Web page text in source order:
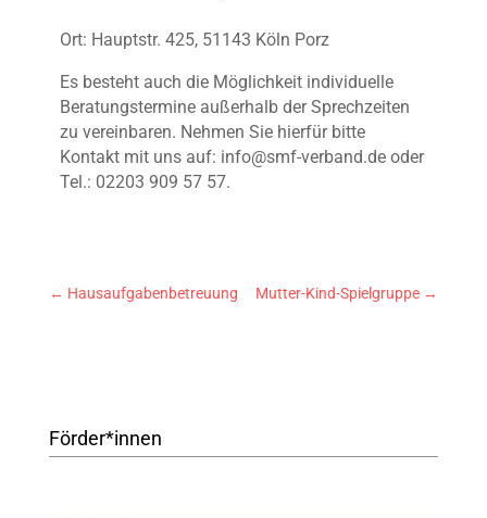
Ort: Hauptstr. 425, 51143 Köln Porz
Es besteht auch die Möglichkeit individuelle
Beratungstermine außerhalb der Sprechzeiten
zu vereinbaren. Nehmen Sie hierfür bitte
Kontakt mit uns auf: info@smf-verband.de oder
Tel.: 02203 909 57 57.
← Hausaufgabenbetreuung Mutter-Kind-Spielgruppe →
Förder*innen